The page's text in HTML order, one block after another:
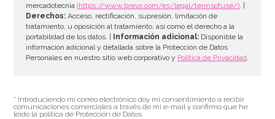
mercadotecnia(https://www.brevo.com/es/legal/termsofuse/). |
Derechos: Acceso, rectificación, supresión, limitación de
tratamiento, u oposición al tratamiento, así como el derecho a la
portabilidad de los datos. |
Información adicional: Disponible la
información adicional y detallada sobre la Protección de Datos
Personales en nuestro sitio web corporativo y Política de Privacidad.
* Introduciendo mi correo electrónico doy mi consentimiento a recibir
comunicaciones comerciales a través de mi e-mail y confirmo que he
leído la política de Protección de Datos.